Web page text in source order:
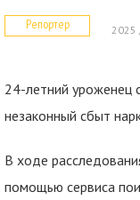
Репортер 2025
24-летний уроженец
незаконный сбыт
В ходе
помощью сервиса